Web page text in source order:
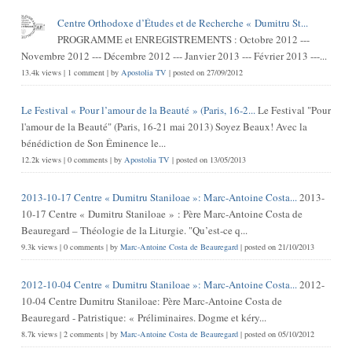
Centre Orthodoxe d’Études et de Recherche « Dumitru St...
PROGRAMME et ENREGISTREMENTS : Octobre 2012 ---
Novembre 2012 --- Décembre 2012 --- Janvier 2013 --- Février 2013 ---...
13.4k views| 1 comment| by Apostolia TV | posted on 27/09/2012
Le Festival « Pour l’amour de la Beauté » (Paris, 16-2...Le Festival "Pour
l'amour de la Beauté" (Paris, 16-21 mai 2013) Soyez Beaux! Avec la
bénédiction de Son Éminence le...
12.2k views| 0 comments| by Apostolia TV | posted on 13/05/2013
2013-10-17 Centre « Dumitru Staniloae »: Marc-Antoine Costa...2013-
10-17 Centre « Dumitru Staniloae » : Père Marc-Antoine Costa de
Beauregard – Théologie de la Liturgie. "Qu’est-ce q...
9.3k views| 0 comments| by Marc-Antoine Costa de Beauregard| posted on 21/10/2013
2012-10-04 Centre « Dumitru Staniloae »: Marc-Antoine Costa...2012-
10-04 Centre Dumitru Staniloae: Père Marc-Antoine Costa de
Beauregard - Patristique: « Préliminaires. Dogme et kéry...
8.7k views| 2 comments| by Marc-Antoine Costa de Beauregard| posted on 05/10/2012